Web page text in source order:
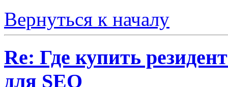
Вернуться к началу
Re: Где купить
для SEO